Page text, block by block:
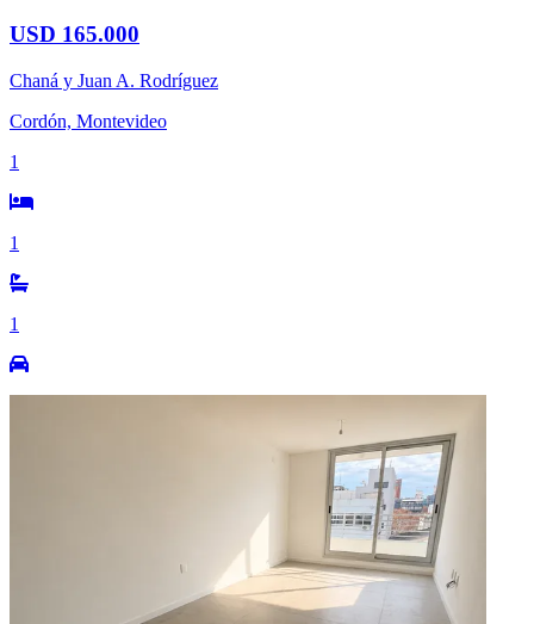
USD 165.000
Chaná y Juan A. Rodríguez
Cordón, Montevideo
1
1
1